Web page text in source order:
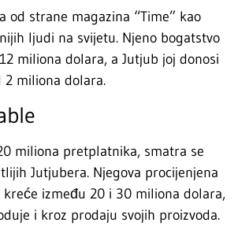
od strane magazina “Time” kao
ljudi na svijetu. Njeno bogatstvo
miliona dolara, a Jutjub joj donosi
miliona dolara.
miliona pretplatnika, smatra se
Jutjubera. Njegova procijenjena
između 20 i 30 miliona dolara,
i kroz prodaju svojih proizvoda.